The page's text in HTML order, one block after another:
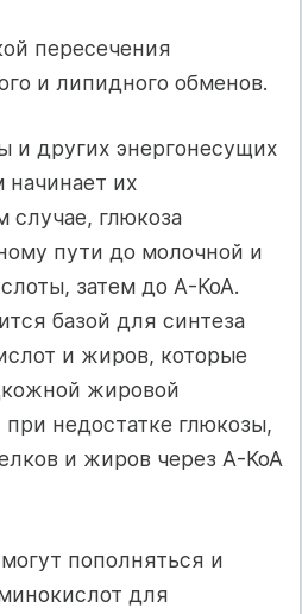
пересечения
и липидного обменов.
и других энергонесущих
начинает их
случае, глюкоза
пути до молочной и
затем до А-КоА.
базой для синтеза
и жиров, которые
жировой
при недостатке глюкозы,
и жиров через А-КоА
пополняться и
для